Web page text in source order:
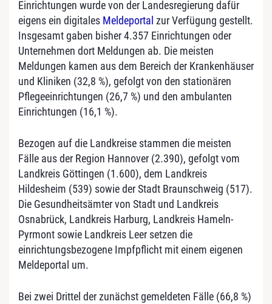
Einrichtungen wurde von der Landesregierung dafür
eigens ein digitales Meldeportal zur Verfügung gestellt.
Insgesamt gaben bisher 4.357 Einrichtungen oder
Unternehmen dort Meldungen ab. Die meisten
Meldungen kamen aus dem Bereich der Krankenhäuser
und Kliniken (32,8 %), gefolgt von den stationären
Pflegeeinrichtungen (26,7 %) und den ambulanten
Einrichtungen (16,1 %).
Bezogen auf die Landkreise stammen die meisten
Fälle aus der Region Hannover (2.390), gefolgt vom
Landkreis Göttingen (1.600), dem Landkreis
Hildesheim (539) sowie der Stadt Braunschweig (517).
Die Gesundheitsämter von Stadt und Landkreis
Osnabrück, Landkreis Harburg, Landkreis Hameln-
Pyrmont sowie Landkreis Leer setzen die
einrichtungsbezogene Impfpflicht mit einem eigenen
Meldeportal um.
Bei zwei Drittel der zunächst gemeldeten Fälle (66,8 %)